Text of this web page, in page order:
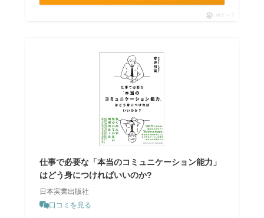
ポチップ
仕事で必要な「本当のコミュニケーション能力」
はどう身につければいいのか?
日本実業出版社
口コミを見る